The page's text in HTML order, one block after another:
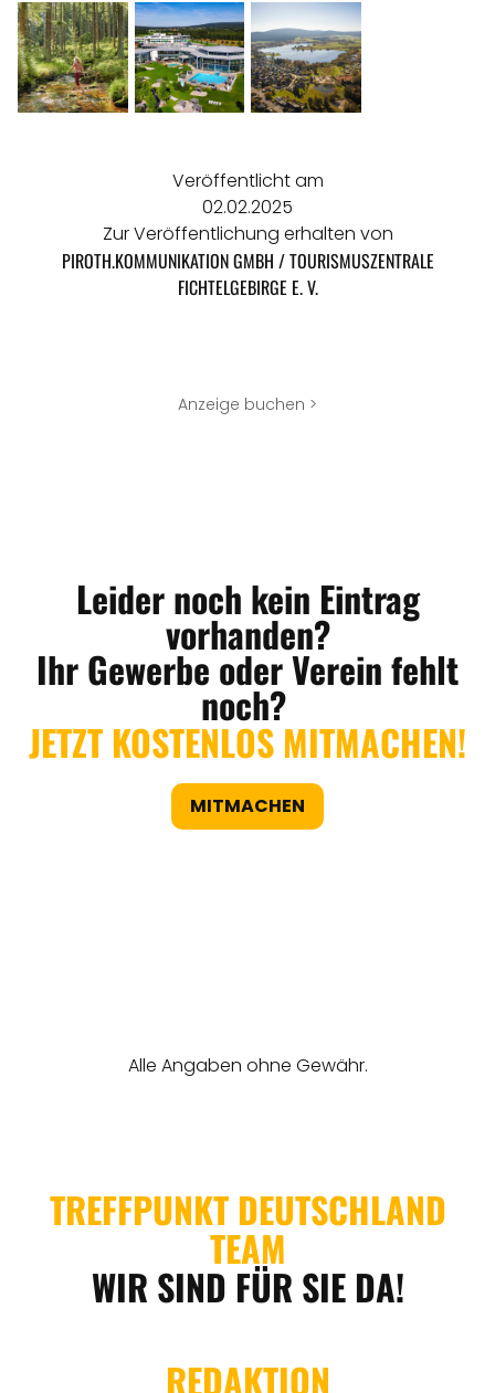
Veröffentlicht am
02.02.2025
Zur Veröffentlichung erhalten von
PIROTH.KOMMUNIKATION GMBH / TOURISMUSZENTRALE
FICHTELGEBIRGE E. V.
Anzeige buchen >
Leider noch kein Eintrag
vorhanden?
Ihr Gewerbe oder Verein fehlt
noch?
JETZT KOSTENLOS MITMACHEN!
MITMACHEN